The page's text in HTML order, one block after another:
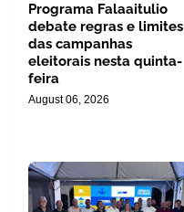
Programa Falaaitulio
debate regras e limites
das campanhas
eleitorais nesta quinta-
feira
August 06, 2026